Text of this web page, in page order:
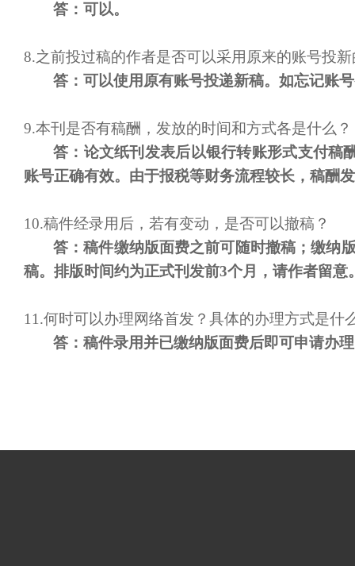
答：可以。
8.之前投过稿的作者是否可以采用原来的账号投
答：可以使用原有账号投递新稿。如忘记账
9.本刊是否有稿酬 ，发放的时间和方式各是什么？
答： 论文纸刊发表后 以银行转账形式支付稿
账号正确有效。 由于报税等财务流程较长，稿酬
10.稿件经录用后，若有变动，是否可以撤稿？
答：稿件缴纳版面费之前可随时撤稿；缴纳
稿。排版时间约为正式刊发前3个月，请作者留意
1 1.何时可以办理网络首发？具体的办理方式是什
答： 稿件录用并已缴纳版面费后即可申请办